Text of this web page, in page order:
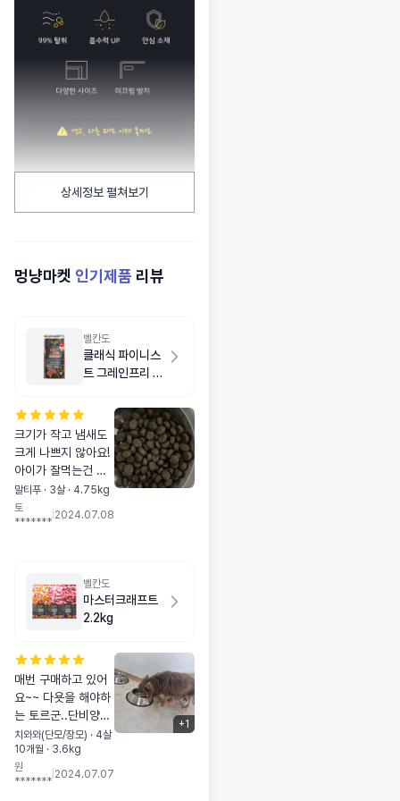
상세정보 펼쳐보기
멍냥마켓 인기제품 리뷰
벨칸도
클래식 파이니스
트 그레인프리 연
크기가 작고 냄새도
크게 나쁘지 않아요!
아이가 잘먹는건 아
니지만 그래도 배고
프면 먹네요!
말티푸 · 3살 · 4.75kg
토
*******
2024.07.08
벨칸도
마스터크래프트
2.2kg
매번 구매하고 있어
요~~ 다욧을 해야하
는 토르군..단비양이
지만.. 맛난 밥으로
간식을 주지말자였는
데.. 지키기 어렵고ㅡ
치와와(단모/장모) · 4살
10개월 · 3.6kg
원
*******
2024.07.07
+1